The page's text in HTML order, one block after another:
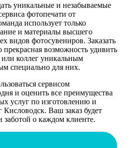
уникальные и незабываемые
фотопечати от
использует только
и материалы высшего
видов фотосувениров. Заказать
прекрасная возможность удивить
или коллег уникальным
специально для них.
сервисом
и оценить все преимущества
услуг по изготовлению и
Кисловодск. Ваш заказ будет
о каждом клиенте.